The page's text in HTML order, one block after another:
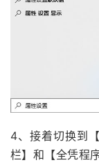
4、接着切换到
栏】和【全凭程